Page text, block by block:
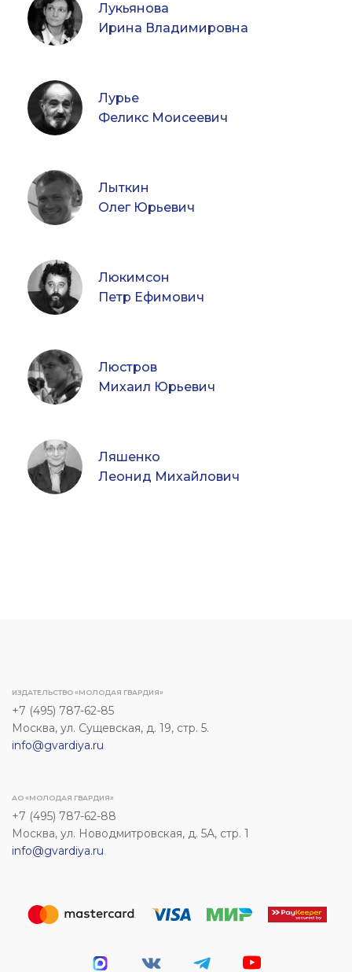
Лукьянова
Ирина Владимировна
Лурье
Феликс Моисеевич
Лыткин
Олег Юрьевич
Люкимсон
Петр Ефимович
Люстров
Михаил Юрьевич
Ляшенко
Леонид Михайлович
ИЗДАТЕЛЬСТВО «МОЛОДАЯ ГВАРДИЯ»
+7 (495) 787-62-85
Москва, ул. Сущевская, д. 19, стр. 5.
info@gvardiya.ru
АО «МОЛОДАЯ ГВАРДИЯ»
+7 (495) 787-62-88
Москва, ул. Новодмитровская, д. 5А, стр. 1
info@gvardiya.ru